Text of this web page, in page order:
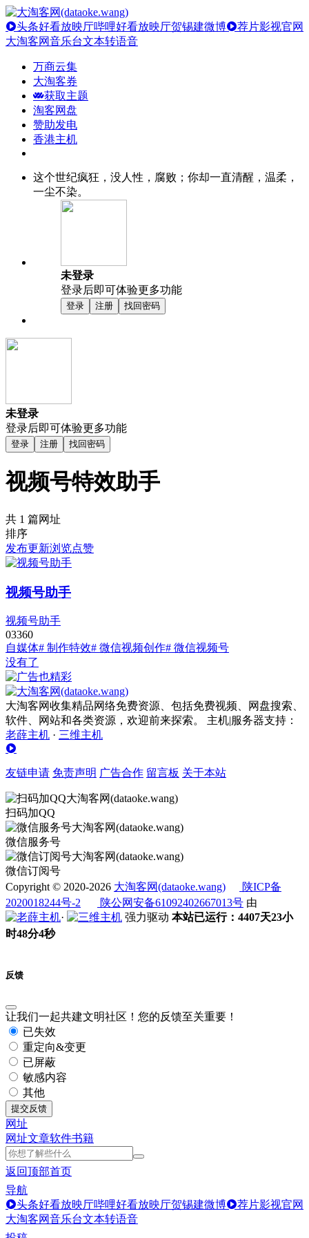
头条好看放映厅哔哩好看放映厅贺锡建微博
荐片影视官网
大淘客网音乐台文本转语音
万商云集
大淘客券
获取主题
淘客网盘
赞助发电
香港主机
这个世纪疯狂，没人性，腐败；你却一直清醒，温柔，
一尘不染。
未登录
登录后即可体验更多功能
登录 注册 找回密码
未登录
登录后即可体验更多功能
登录 注册 找回密码
视频号特效助手
共 1 篇网址
排序
发布更新浏览点赞
视频号助手
视频号助手
03360
自媒体# 制作特效# 微信视频创作# 微信视频号
没有了
大淘客网收集精品网络免费资源、包括免费视频、网盘搜索、
软件、网站和各类资源，欢迎前来探索。 主机|服务器支持：
老薛主机 · 三维主机
友链申请 免责声明 广告合作 留言板 关于本站
扫码加QQ
微信服务号
微信订阅号
Copyright © 2020-2026 大淘客网(dataoke.wang)
陕ICP备
2020018244号-2
陕公网安备61092402667013号 由
·
强力驱动 本站已运行：4407天23小
时48分4秒
反馈
让我们一起共建文明社区！您的反馈至关重要！
已失效
重定向&变更
已屏蔽
敏感内容
其他
提交反馈
网址
网址文章软件书籍
返回顶部首页
导航
头条好看放映厅哔哩好看放映厅贺锡建微博
荐片影视官网
大淘客网音乐台文本转语音